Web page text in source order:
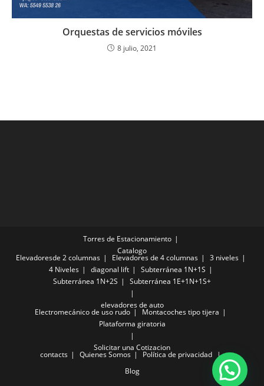
Orquestas de servicios móviles
8 julio, 2021
Torres de Estacionamiento
Catalogo
Elevadoresde 2 columnas Elevadores de 4 columnas
3 niveles
4 Niveles
diagonal lift
Subterránea 1N+1S
Subterránea 1N+2S
Subterránea 1E+1N+1S+
elevadores de auto
Electromecánico de uso rudo
Montacoches tipo tijera
Plataforma giratoria
Solicitar una Cotizacion
contacts Quienes Somos
Política de privacidad
Blog